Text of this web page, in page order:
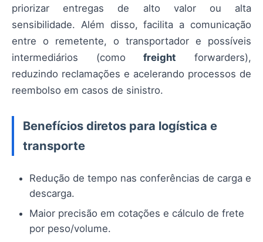
priorizar entregas de alto valor ou alta
sensibilidade. Além disso, facilita a comunicação
entre o remetente, o transportador e possíveis
intermediários (comofreight forwarders),
reduzindo reclamações e acelerando processos de
reembolso em casos de sinistro.
Benefícios diretos para logística e
transporte
Redução de tempo nas conferências de carga e
descarga.
Maior precisão em cotações e cálculo de frete
por peso/volume.